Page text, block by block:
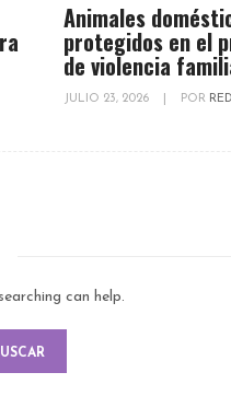
Animales
protegidos en el
de violencia
JULIO 23, 2026 POR
can help.